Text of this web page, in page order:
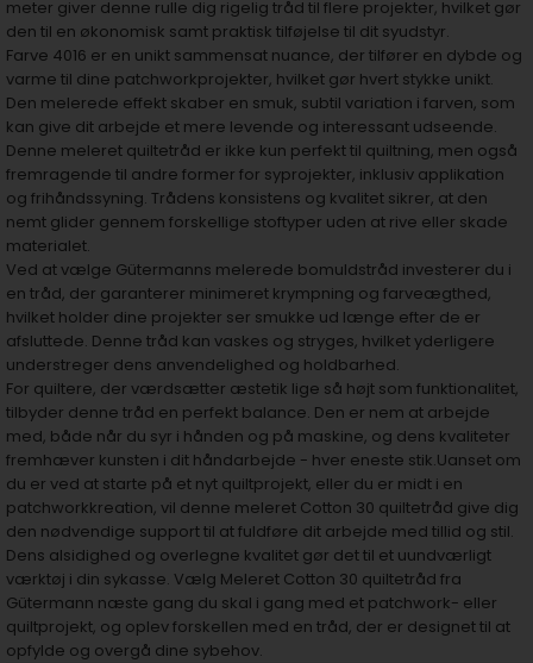
meter giver denne rulle dig rigelig tråd til flere projekter, hvilket gør
den til en økonomisk samt praktisk tilføjelse til dit syudstyr.
Farve 4016 er en unikt sammensat nuance, der tilfører en dybde og
varme til dine patchworkprojekter, hvilket gør hvert stykke unikt.
Den melerede effekt skaber en smuk, subtil variation i farven, som
kan give dit arbejde et mere levende og interessant udseende.
Denne meleret quiltetråd er ikke kun perfekt til quiltning, men også
fremragende til andre former for syprojekter, inklusiv applikation
og frihåndssyning. Trådens konsistens og kvalitet sikrer, at den
nemt glider gennem forskellige stoftyper uden at rive eller skade
materialet.
Ved at vælge Gütermanns melerede bomuldstråd investerer du i
en tråd, der garanterer minimeret krympning og farveægthed,
hvilket holder dine projekter ser smukke ud længe efter de er
afsluttede. Denne tråd kan vaskes og stryges, hvilket yderligere
understreger dens anvendelighed og holdbarhed.
For quiltere, der værdsætter æstetik lige så højt som funktionalitet,
tilbyder denne tråd en perfekt balance. Den er nem at arbejde
med, både når du syr i hånden og på maskine, og dens kvaliteter
fremhæver kunsten i dit håndarbejde - hver eneste stik.Uanset om
du er ved at starte på et nyt quiltprojekt, eller du er midt i en
patchworkkreation, vil denne meleret Cotton 30 quiltetråd give dig
den nødvendige support til at fuldføre dit arbejde med tillid og stil.
Dens alsidighed og overlegne kvalitet gør det til et uundværligt
værktøj i din sykasse. Vælg Meleret Cotton 30 quiltetråd fra
Gütermann næste gang du skal i gang med et patchwork- eller
quiltprojekt, og oplev forskellen med en tråd, der er designet til at
opfylde og overgå dine sybehov.